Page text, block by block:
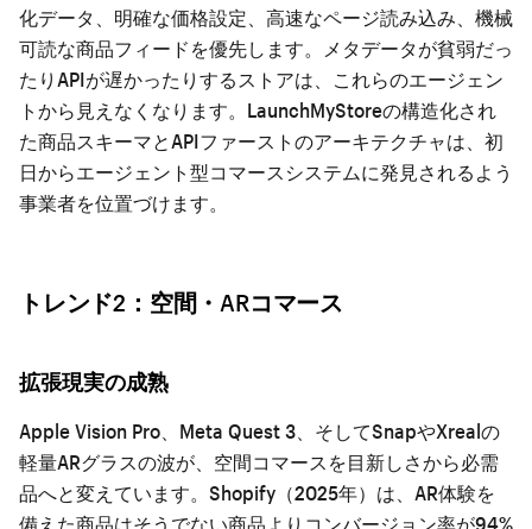
化データ、明確な価格設定、高速なページ読み込み、機械
可読な商品フィードを優先します。メタデータが貧弱だっ
たりAPIが遅かったりするストアは、これらのエージェン
トから見えなくなります。LaunchMyStoreの構造化され
た商品スキーマとAPIファーストのアーキテクチャは、初
日からエージェント型コマースシステムに発見されるよう
事業者を位置づけます。
トレンド2：空間・ARコマース
拡張現実の成熟
Apple Vision Pro、Meta Quest 3、そしてSnapやXrealの
軽量ARグラスの波が、空間コマースを目新しさから必需
品へと変えています。Shopify（2025年）は、AR体験を
備えた商品はそうでない商品よりコンバージョン率が94%